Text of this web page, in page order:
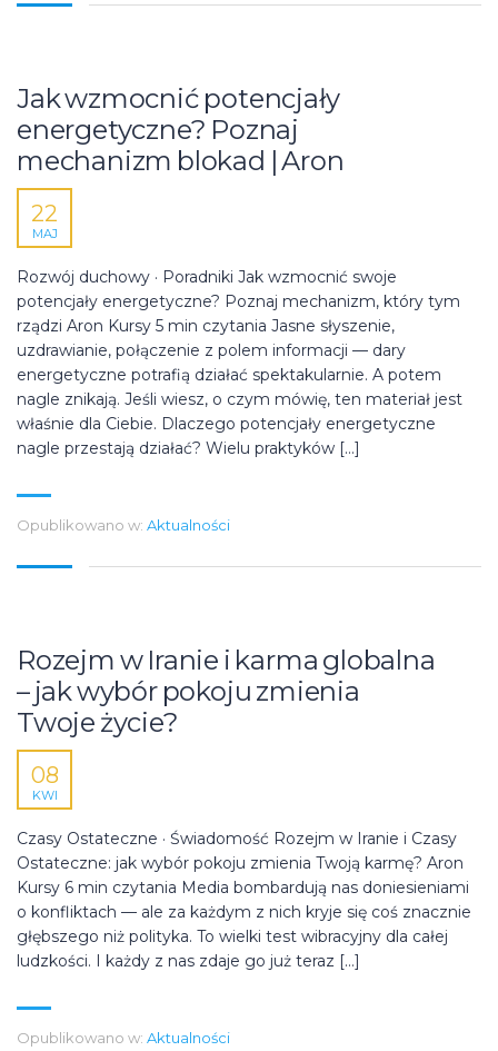
Jak wzmocnić potencjały
energetyczne? Poznaj
mechanizm blokad | Aron
22
MAJ
Rozwój duchowy · Poradniki Jak wzmocnić swoje
potencjały energetyczne? Poznaj mechanizm, który tym
rządzi Aron Kursy 5 min czytania Jasne słyszenie,
uzdrawianie, połączenie z polem informacji — dary
energetyczne potrafią działać spektakularnie. A potem
nagle znikają. Jeśli wiesz, o czym mówię, ten materiał jest
właśnie dla Ciebie. Dlaczego potencjały energetyczne
nagle przestają działać? Wielu praktyków […]
Opublikowano w: Aktualności
Rozejm w Iranie i karma globalna
– jak wybór pokoju zmienia
Twoje życie?
08
KWI
Czasy Ostateczne · Świadomość Rozejm w Iranie i Czasy
Ostateczne: jak wybór pokoju zmienia Twoją karmę? Aron
Kursy 6 min czytania Media bombardują nas doniesieniami
o konfliktach — ale za każdym z nich kryje się coś znacznie
głębszego niż polityka. To wielki test wibracyjny dla całej
ludzkości. I każdy z nas zdaje go już teraz […]
Opublikowano w: Aktualności